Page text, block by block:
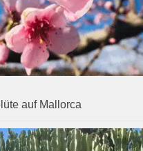
auf Mallorca